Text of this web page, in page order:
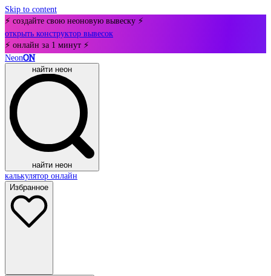
Skip to content
⚡ создайте свою неоновую вывеску ⚡
открыть конструктор вывесок
⚡ онлайн за 1 минут ⚡
NeonON
найти неон
найти неон
калькулятор онлайн
Избранное